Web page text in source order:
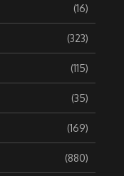
(16)
(323)
(115)
(35)
(169)
(880)